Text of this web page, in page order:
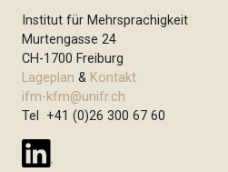
Institut für Mehrsprachigkeit
Murtengasse 24
CH-1700 Freiburg
Lageplan & Kontakt
ifm-kfm@unifr.ch
Tel +41 (0)26 300 67 60